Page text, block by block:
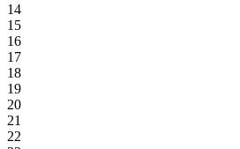
14
15
16
17
18
19
20
21
22